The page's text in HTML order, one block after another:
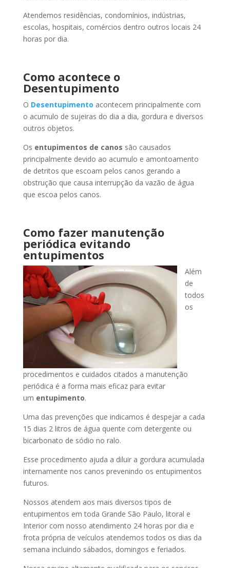
Atendemos residências, condomínios, indústrias,
escolas, hospitais, comércios dentro outros locais 24
horas por dia.
Como acontece o
Desentupimento
O Desentupimento acontecem principalmente com
o acumulo de sujeiras do dia a dia, gordura e diversos
outros objetos.
Os entupimentos de canos são causados
principalmente devido ao acumulo e amontoamento
de detritos que escoam pelos canos gerando a
obstrução que causa interrupção da vazão de água
que escoa pelos canos.
Como fazer manutenção
periódica evitando
entupimentos
Além
de
todos
os
procedimentos e cuidados citados a manutenção
periódica é a forma mais eficaz para evitar
um entupimento.
Uma das prevenções que indicamos é despejar a cada
15 dias 2 litros de água quente com detergente ou
bicarbonato de sódio no ralo.
Esse procedimento ajuda a diluir a gordura acumulada
internamente nos canos prevenindo os entupimentos
futuros.
Nossos atendem aos mais diversos tipos de
entupimentos em toda Grande São Paulo, litoral e
Interior com nosso atendimento 24 horas por dia e
frota própria de veículos atendemos todos os dias da
semana incluindo sábados, domingos e feriados.